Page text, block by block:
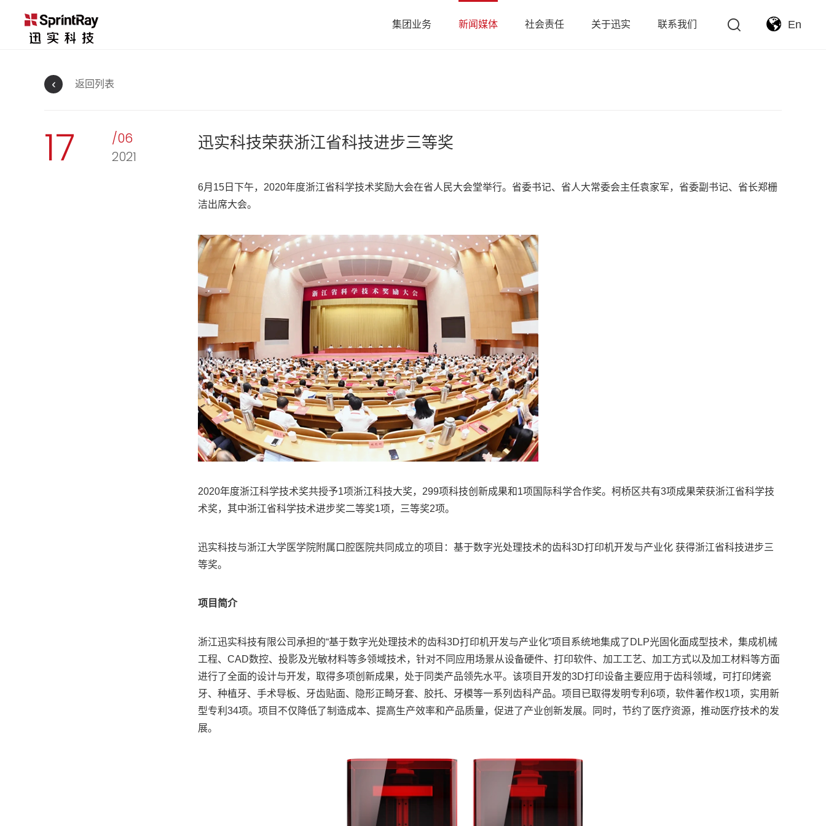
集团业务 新闻媒体 社会责任 关于迅实 联系我们 En
返回列表
17
/06
2021
迅实科技荣获浙江省科技进步三等奖
6月15日下午，2020年度浙江省科学技术奖励大会在省人民大会堂举行。省委书记、省人大常委会主任袁家军，省委副书记、省长郑栅
洁出席大会。
2020年度浙江科学技术奖共授予1项浙江科技大奖，299项科技创新成果和1项国际科学合作奖。柯桥区共有3项成果荣获浙江省科学技
术奖，其中浙江省科学技术进步奖二等奖1项，三等奖2项。
迅实科技与浙江大学医学院附属口腔医院共同成立的项目：基于数字光处理技术的齿科3D打印机开发与产业化 获得浙江省科技进步三
等奖。
项目简介
浙江迅实科技有限公司承担的“基于数字光处理技术的齿科3D打印机开发与产业化”项目系统地集成了DLP光固化面成型技术，集成机械
工程、CAD数控、投影及光敏材料等多领域技术，针对不同应用场景从设备硬件、打印软件、加工工艺、加工方式以及加工材料等方面
进行了全面的设计与开发，取得多项创新成果，处于同类产品领先水平。该项目开发的3D打印设备主要应用于齿科领域，可打印烤瓷
牙、种植牙、手术导板、牙齿贴面、隐形正畸牙套、胶托、牙模等一系列齿科产品。项目已取得发明专利6项，软件著作权1项，实用新
型专利34项。项目不仅降低了制造成本、提高生产效率和产品质量，促进了产业创新发展。同时，节约了医疗资源，推动医疗技术的发
展。